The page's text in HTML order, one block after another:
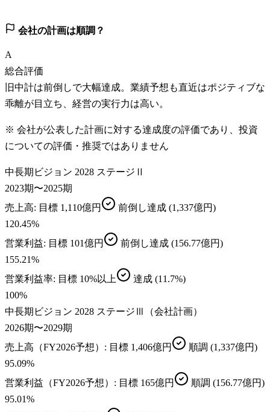
会社の計画は順調？
A
総合評価
旧中計は前倒しで大幅達成。業績予想も直近はポジティブな
乖離が目立ち、経営の実行力は高い。
※ 会社が公表した計画に対する達成度の評価であり、投資
についての評価・推奨ではありません
中長期ビジョン 2028 ステージⅡ
2023期〜2025期
売上高: 目標 1,110億円 前倒し達成 (1,337億円)
120.45%
営業利益: 目標 101億円 前倒し達成 (156.77億円)
155.21%
営業利益率: 目標 10%以上 達成 (11.7%)
100%
中長期ビジョン 2028 ステージⅢ（会社計画）
2026期〜2029期
売上高（FY2026予想） : 目標 1,406億円 順調 (1,337億円)
95.09%
営業利益（FY2026予想） : 目標 165億円 順調 (156.77億円)
95.01%